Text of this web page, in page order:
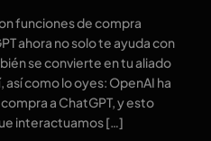
funciones de compra
ahora no solo te ayuda con
se convierte en tu aliado
como lo oyes: OpenAI ha
a ChatGPT, y esto
interactuamos […]